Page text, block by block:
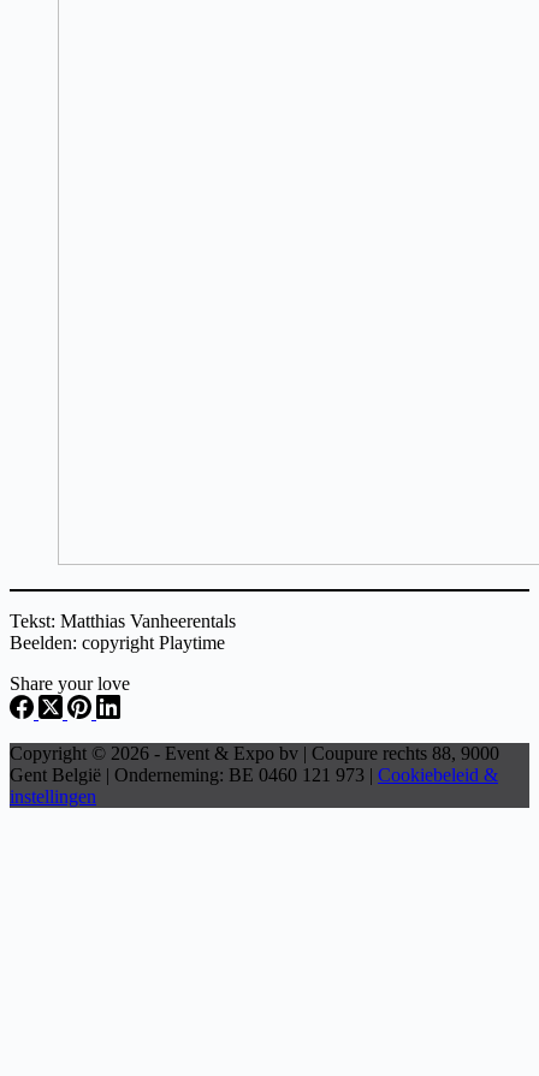
Tekst: Matthias Vanheerentals
Beelden: copyright Playtime
Share your love
Copyright © 2026 - Event & Expo bv | Coupure rechts 88, 9000
Gent België | Onderneming: BE 0460 121 973 | Cookiebeleid &
instellingen